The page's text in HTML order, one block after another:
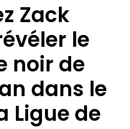
Zack
le
noir de
dans le
Ligue de